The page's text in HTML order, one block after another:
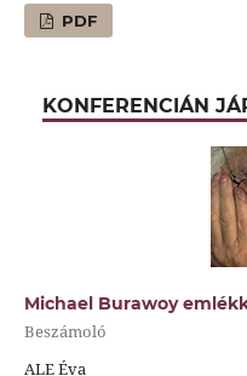
PDF
KONFERENCIÁN
Michael Burawoy
Beszámoló
ALE Éva